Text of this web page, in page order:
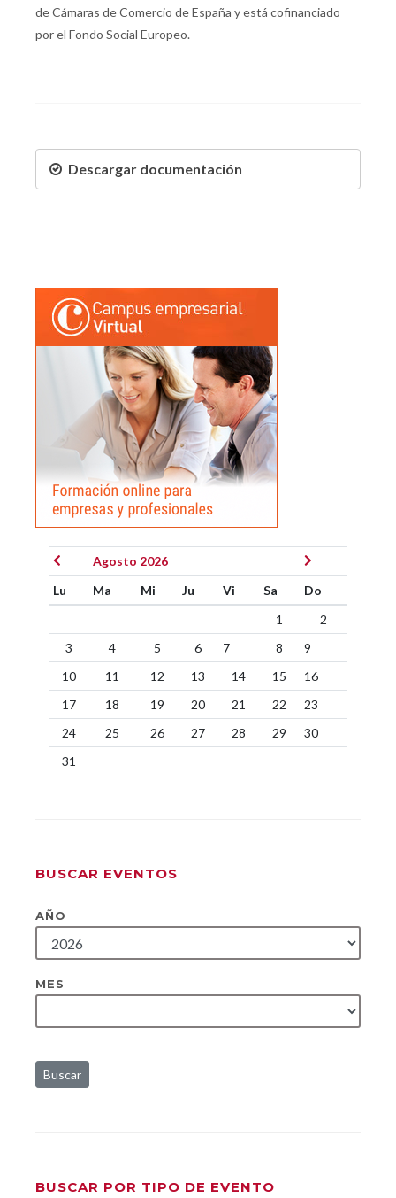
de Cámaras de Comercio de España y está cofinanciado
por el Fondo Social Europeo.
Descargar documentación
Agosto 2026
Lu
Ma Mi Ju Vi Sa
Do
1
2
3
4 5 6 7 8
9
10
11 12 13 14 15
16
17
18 19 20 21 22
23
24
25 26 27 28 29
30
31
BUSCAR EVENTOS
AÑO
MES
Buscar
BUSCAR POR TIPO DE EVENTO